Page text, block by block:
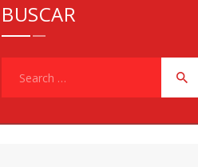
BUSCAR